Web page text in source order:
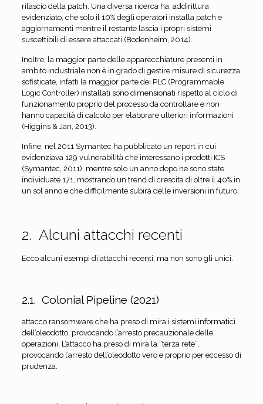
rilascio della patch. Una diversa ricerca ha, addirittura
evidenziato, che solo il 10% degli operatori installa patch e
aggiornamenti mentre il restante lascia i propri sistemi
suscettibili di essere attaccati (Bodenheim, 2014).
Inoltre, la maggior parte delle apparecchiature presenti in
ambito industriale non è in grado di gestire misure di sicurezza
sofisticate, infatti la maggior parte dei PLC (Programmable
Logic Controller) installati sono dimensionati rispetto al ciclo di
funzionamento proprio del processo da controllare e non
hanno capacità di calcolo per elaborare ulteriori informazioni
(Higgins & Jan, 2013).
Infine, nel 2011 Symantec ha pubblicato un report in cui
evidenziava 129 vulnerabilità che interessano i prodotti ICS
(Symantec, 2011), mentre solo un anno dopo ne sono state
individuate 171, mostrando un trend di crescita di oltre il 40% in
un sol anno e che difficilmente subirà delle inversioni in futuro.
2. Alcuni attacchi recenti
Ecco alcuni esempi di attacchi recenti, ma non sono gli unici.
2.1. Colonial Pipeline (2021)
attacco ransomware che ha preso di mira i sistemi informatici
dell’oleodotto, provocando l’arresto precauzionale delle
operazioni. L’attacco ha preso di mira la “terza rete”,
provocando l’arresto dell’oleodotto vero e proprio per eccesso di
prudenza.